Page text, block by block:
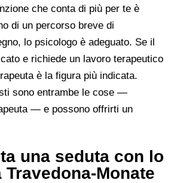
che conta di più per te è
di un percorso breve di
lo psicologo è adeguato. Se il
e richiede un lavoro terapeutico
è la figura più indicata.
sono entrambe le cose —
— e possono offrirti un
una seduta con lo
Monate